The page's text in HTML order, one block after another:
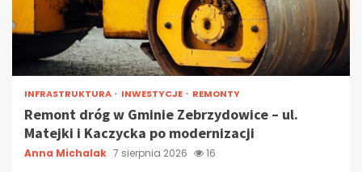
INFRASTRUKTURA INWESTYCJE REMONTY
Remont dróg w Gminie Zebrzydowice – ul.
Matejki i Kaczycka po modernizacji
Anna Michalak 7 sierpnia 2026 16